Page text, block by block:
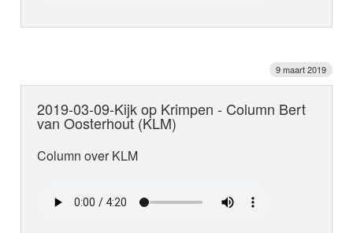
9 maart 2019
2019-03-09-Kijk op Krimpen - Column Bert
van Oosterhout (KLM)
Column over KLM